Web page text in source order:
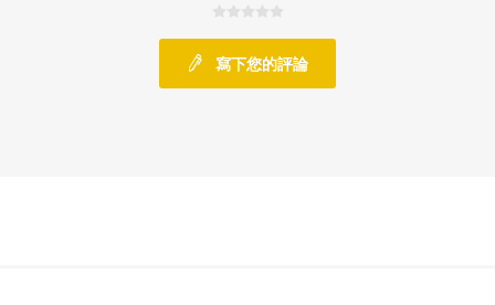
寫下您的評論